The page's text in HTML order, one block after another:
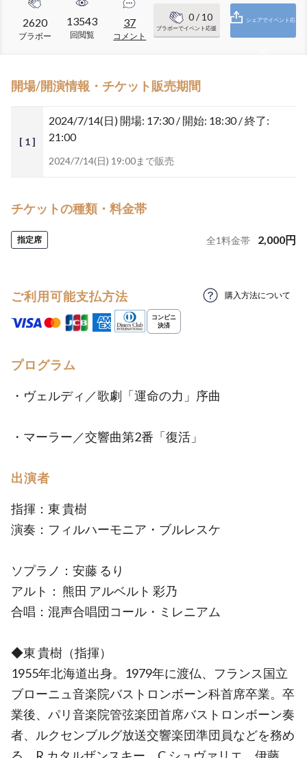
2620
ブラボー
13543
回閲覧
37
コメント
0/ 10
ブラボーでイベント応援
シェアでイベント応
開場/開演情報・チケット販売期間
[ 1 ]
2024/7/14(日) 開場: 17:30 / 開始: 18:30 / 終了:
21:00
2024/7/14(日) 19:00まで販売
チケットの種類・料金帯
指定席 全1料金帯 2,000円
ご利用可能支払方法 購入方法について
プログラム
・ヴェルディ／歌劇「運命の力」序曲
・マーラー／交響曲第2番「復活」
出演者
指揮：東 貴樹
演奏：フィルハーモニア・ブルレスケ
ソプラノ：安藤 るり
アルト： 熊田 アルベルト 彩乃
合唱：混声合唱団コール・ミレニアム
◆東 貴樹（指揮）
1955年北海道出身。1979年に渡仏、フランス国立
ブローニュ音楽院バストロンボーン科首席卒業。卒
業後、パリ音楽院管弦楽団首席バストロンボーン奏
者、ルクセンブルグ放送交響楽団準団員などを務め